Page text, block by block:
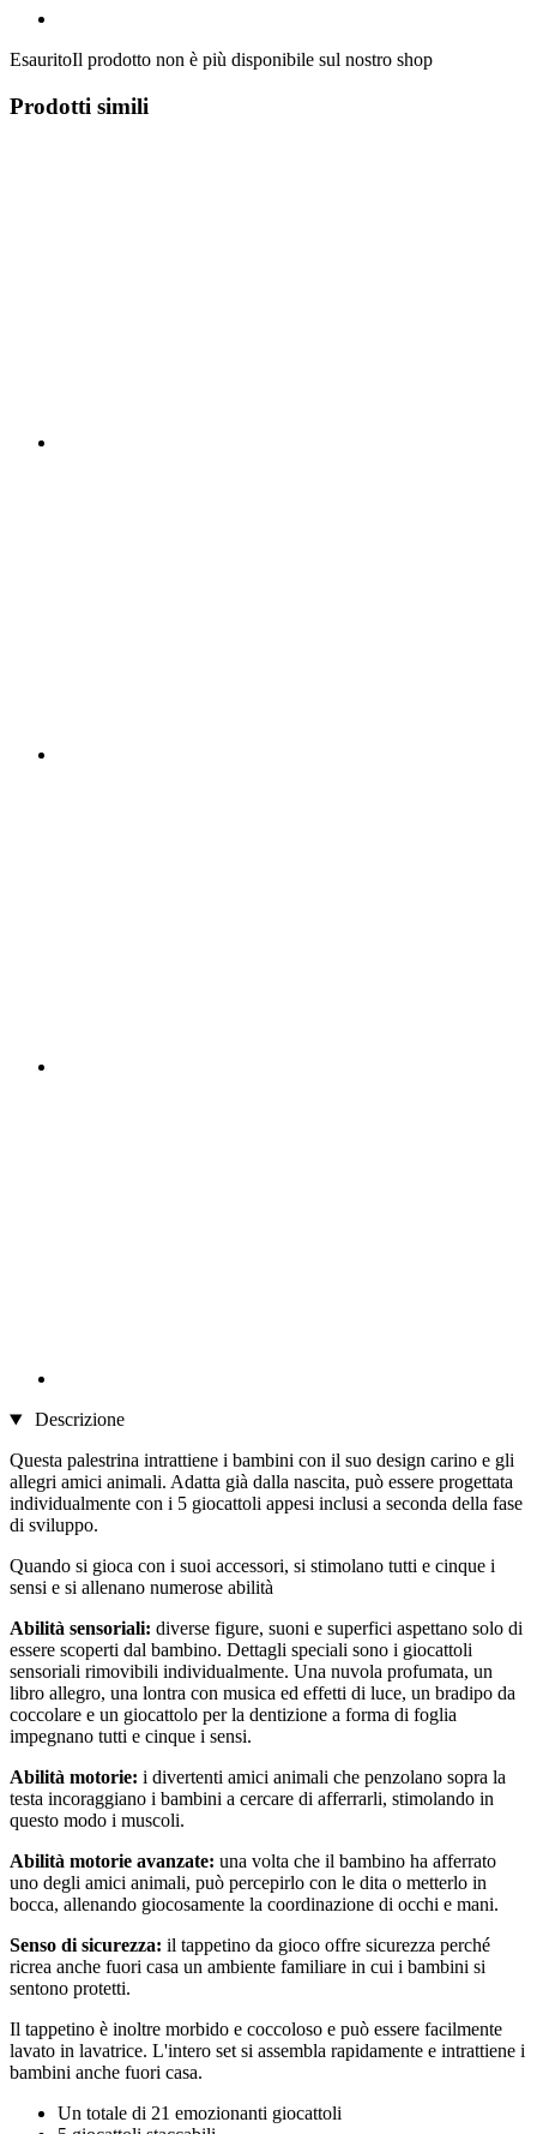
EsauritoIl prodotto non è più disponibile sul nostro shop
Prodotti simili
Descrizione
Questa palestrina intrattiene i bambini con il suo design carino e gli
allegri amici animali. Adatta già dalla nascita, può essere progettata
individualmente con i 5 giocattoli appesi inclusi a seconda della fase
di sviluppo.
Quando si gioca con i suoi accessori, si stimolano tutti e cinque i
sensi e si allenano numerose abilità
Abilità sensoriali: diverse figure, suoni e superfici aspettano solo di
essere scoperti dal bambino. Dettagli speciali sono i giocattoli
sensoriali rimovibili individualmente. Una nuvola profumata, un
libro allegro, una lontra con musica ed effetti di luce, un bradipo da
coccolare e un giocattolo per la dentizione a forma di foglia
impegnano tutti e cinque i sensi.
Abilità motorie: i divertenti amici animali che penzolano sopra la
testa incoraggiano i bambini a cercare di afferrarli, stimolando in
questo modo i muscoli.
Abilità motorie avanzate: una volta che il bambino ha afferrato
uno degli amici animali, può percepirlo con le dita o metterlo in
bocca, allenando giocosamente la coordinazione di occhi e mani.
Senso di sicurezza: il tappetino da gioco offre sicurezza perché
ricrea anche fuori casa un ambiente familiare in cui i bambini si
sentono protetti.
Il tappetino è inoltre morbido e coccoloso e può essere facilmente
lavato in lavatrice. L'intero set si assembla rapidamente e intrattiene i
bambini anche fuori casa.
Un totale di 21 emozionanti giocattoli